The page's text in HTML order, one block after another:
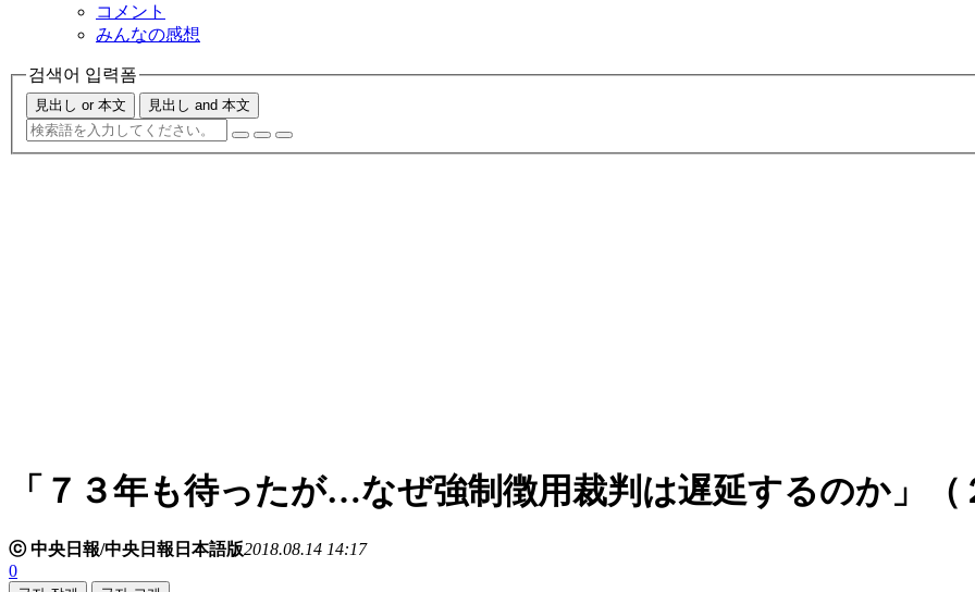
コメント
みんなの感想
검색어 입력폼
見出し or 本文 見出し and 本文
「７３年も待ったが…なぜ強制徴用裁判は遅延するのか」（
ⓒ 中央日報/中央日報日本語版2018.08.14 14:17
0